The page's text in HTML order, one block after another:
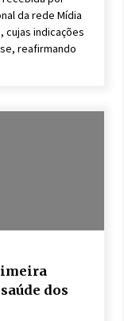
da rede Mídia
cujas indicações
reafirmando
dos